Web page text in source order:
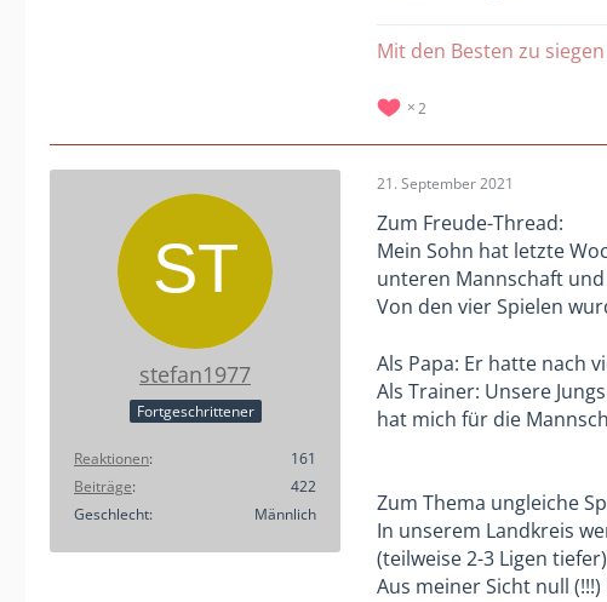
Mit den Besten zu
2
stefan1977
Fortgeschrittener
Reaktionen
161
Beiträge
422
Geschlecht
Männlich
21. September 2021
Zum Freude-Thread:
Mein Sohn hat letzte
unteren Mannschaft
Von den vier Spielen
Als Papa: Er hatte nach
Als Trainer: Unsere
hat mich für die
Zum Thema ungleiche
In unserem Landkreis
(teilweise 2-3 Ligen
Aus meiner Sicht null